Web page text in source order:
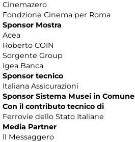
Cinemazero
Fondzione Cinema per Roma
Sponsor Mostra
Acea
Roberto COIN
Sorgente Group
Igea Banca
Sponsor tecnico
Italiana Assicurazioni
Sponsor Sistema Musei in Comune
Con il contributo tecnico di
Ferrovie dello Stato Italiane
Media Partner
Il Messaggero